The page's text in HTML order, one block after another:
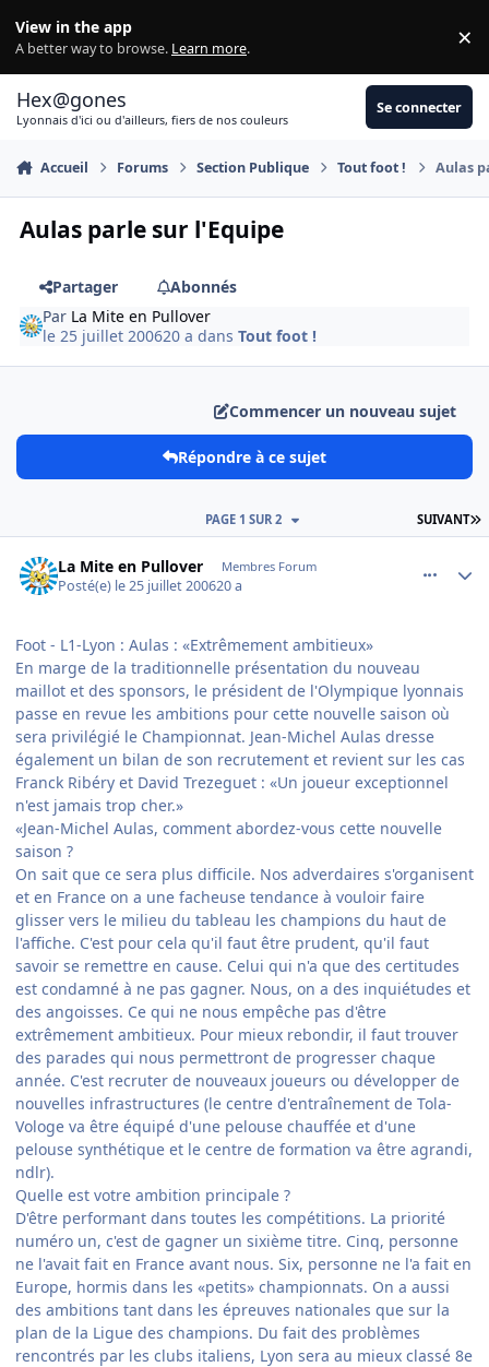
View in the app
A better way to browse. Learn more. ×
Hex@gones
Lyonnais d'ici ou d'ailleurs, fiers de nos couleurs
Se connecter
Accueil Forums Section Publique Tout foot ! Aulas
Aulas parle sur l'Equipe
Partager
Abonnés
Par La Mite en Pullover
le 25 juillet 200620 a dansTout foot !
Commencer un nouveau sujet
Répondre à ce sujet
SUIVANT
PAGE 1 SUR 2
La Mite en Pullover Membres Forum
Posté(e) le 25 juillet 200620 a
Foot - L1-Lyon : Aulas : «Extrêmement ambitieux»
En marge de la traditionnelle présentation du nouveau
maillot et des sponsors, le président de l'Olympique lyonnais
passe en revue les ambitions pour cette nouvelle saison où
sera privilégié le Championnat. Jean-Michel Aulas dresse
également un bilan de son recrutement et revient sur les cas
Franck Ribéry et David Trezeguet : «Un joueur exceptionnel
n'est jamais trop cher.»
«Jean-Michel Aulas, comment abordez-vous cette nouvelle
saison ?
On sait que ce sera plus difficile. Nos adverdaires s'organisent
et en France on a une facheuse tendance à vouloir faire
glisser vers le milieu du tableau les champions du haut de
l'affiche. C'est pour cela qu'il faut être prudent, qu'il faut
savoir se remettre en cause. Celui qui n'a que des certitudes
est condamné à ne pas gagner. Nous, on a des inquiétudes et
des angoisses. Ce qui ne nous empêche pas d'être
extrêmement ambitieux. Pour mieux rebondir, il faut trouver
des parades qui nous permettront de progresser chaque
année. C'est recruter de nouveaux joueurs ou développer de
nouvelles infrastructures (le centre d'entraînement de Tola-
Vologe va être équipé d'une pelouse chauffée et d'une
pelouse synthétique et le centre de formation va être agrandi,
ndlr).
Quelle est votre ambition principale ?
D'être performant dans toutes les compétitions. La priorité
numéro un, c'est de gagner un sixième titre. Cinq, personne
ne l'avait fait en France avant nous. Six, personne ne l'a fait en
Europe, hormis dans les «petits» championnats. On a aussi
des ambitions tant dans les épreuves nationales que sur la
plan de la Ligue des champions. Du fait des problèmes
rencontrés par les clubs italiens, Lyon sera au mieux classé 8e